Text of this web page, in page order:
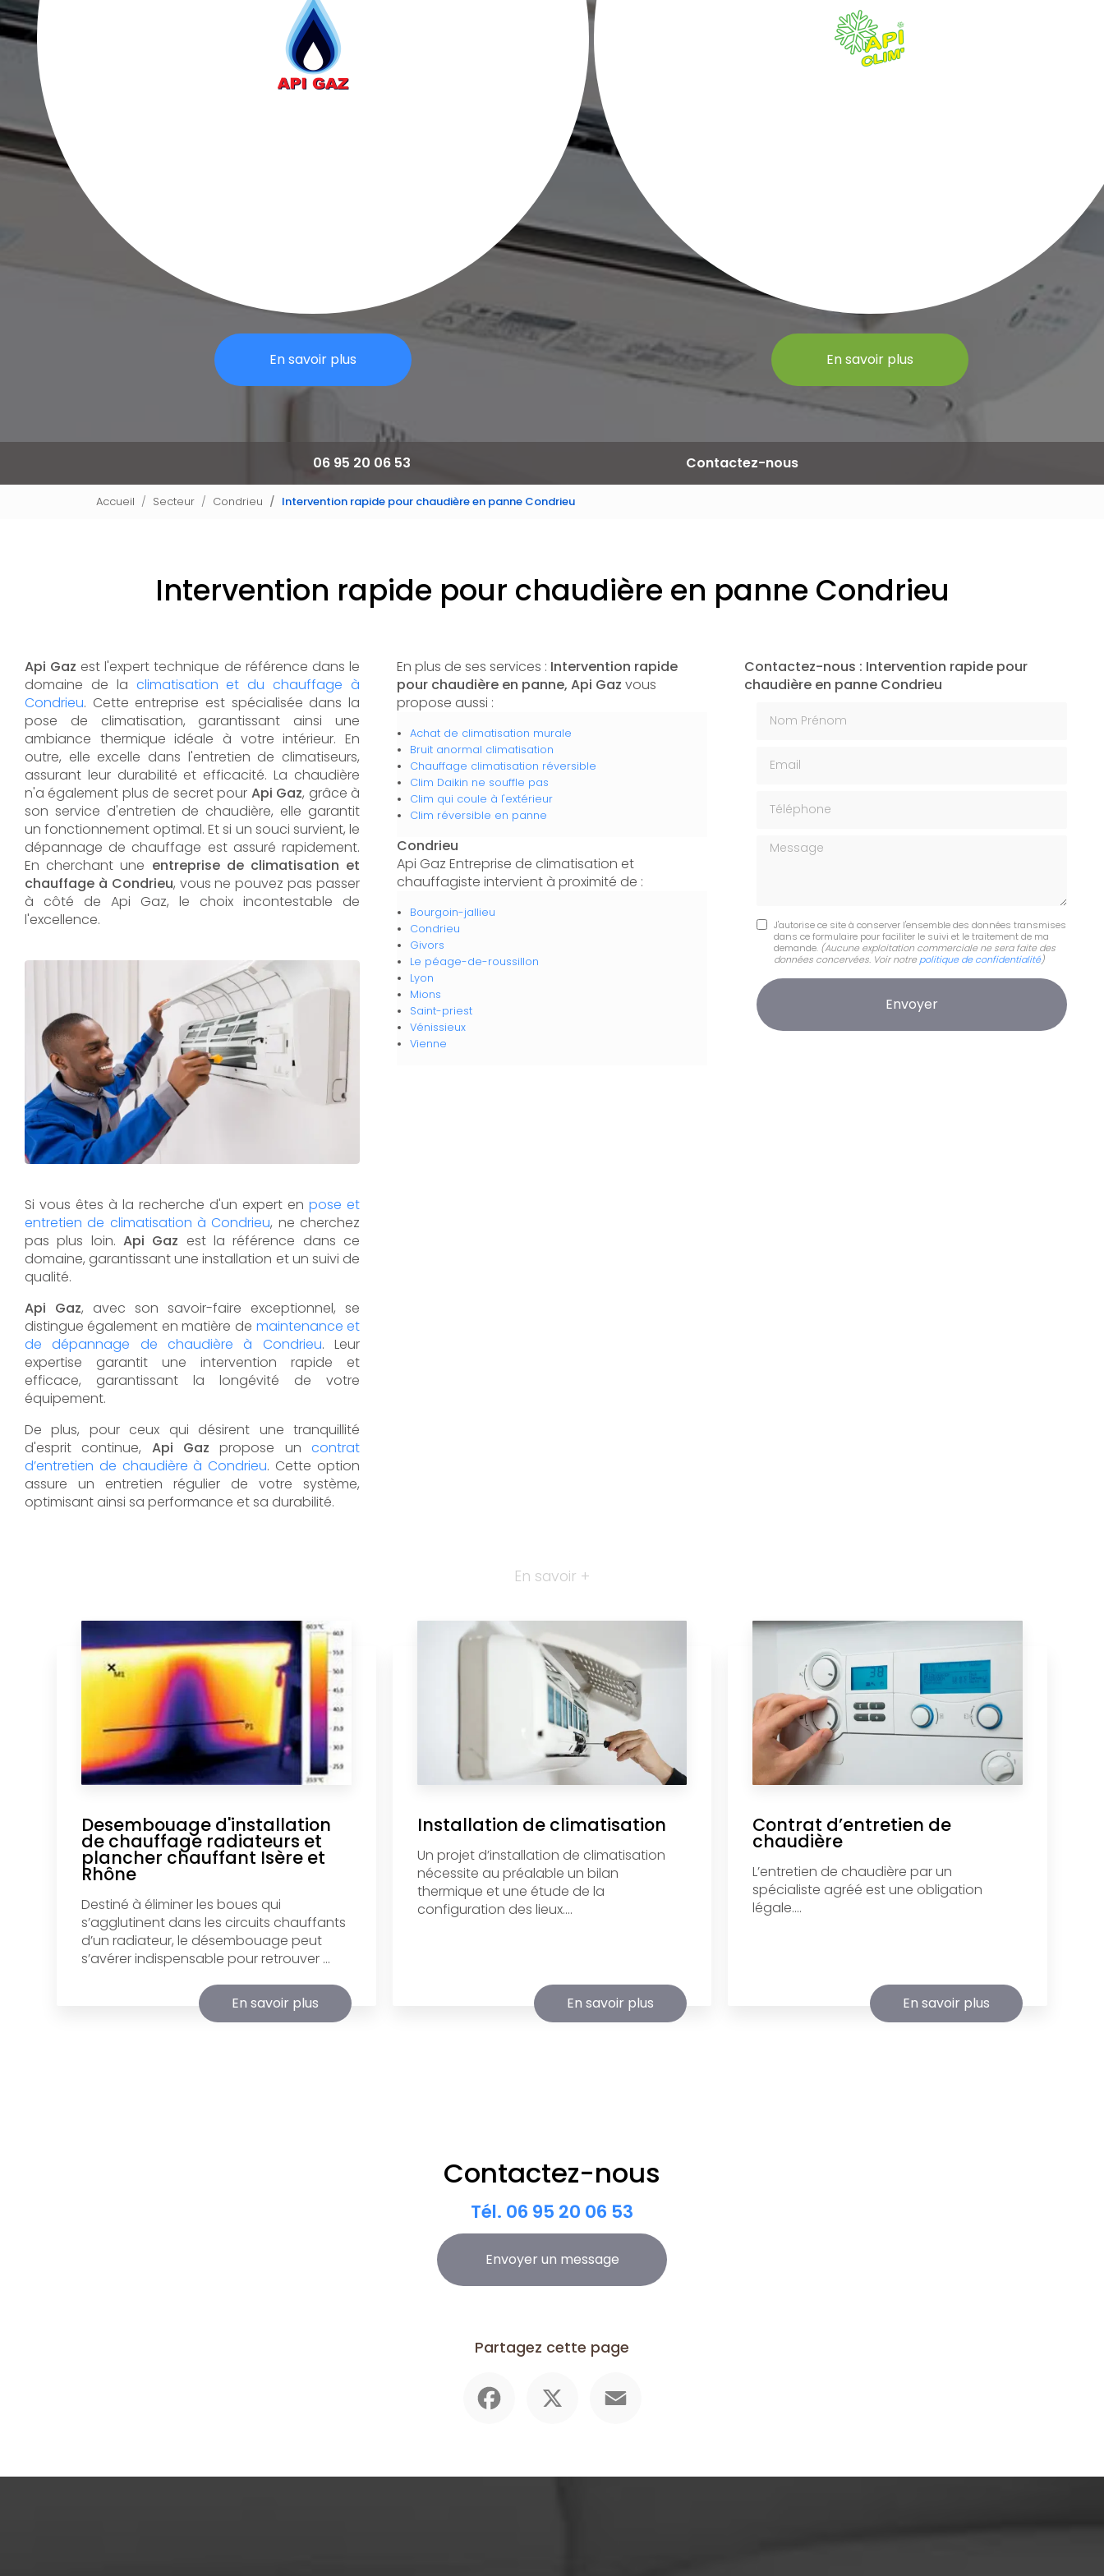
En savoir plus En savoir plus
06 95 20 06 53 Contactez-nous
Accueil Secteur Condrieu Intervention rapide pour chaudière en panne Condrieu
Intervention rapide pour chaudière en panne Condrieu
Api Gaz est l'expert technique de référence dans le
domaine de la climatisation et du chauffage à
Condrieu. Cette entreprise est spécialisée dans la
pose de climatisation, garantissant ainsi une
ambiance thermique idéale à votre intérieur. En
outre, elle excelle dans l'entretien de climatiseurs,
assurant leur durabilité et efficacité. La chaudière
n'a également plus de secret pour Api Gaz, grâce à
son service d'entretien de chaudière, elle garantit
un fonctionnement optimal. Et si un souci survient, le
dépannage de chauffage est assuré rapidement.
En cherchant une entreprise de climatisation et
chauffage à Condrieu, vous ne pouvez pas passer
à côté de Api Gaz, le choix incontestable de
l'excellence.
Si vous êtes à la recherche d'un expert en pose et
entretien de climatisation à Condrieu, ne cherchez
pas plus loin. Api Gaz est la référence dans ce
domaine, garantissant une installation et un suivi de
qualité.
Api Gaz, avec son savoir-faire exceptionnel, se
distingue également en matière de maintenance et
de dépannage de chaudière à Condrieu. Leur
expertise garantit une intervention rapide et
efficace, garantissant la longévité de votre
équipement.
De plus, pour ceux qui désirent une tranquillité
d'esprit continue, Api Gaz propose uncontrat
d’entretien de chaudière à Condrieu. Cette option
assure un entretien régulier de votre système,
optimisant ainsi sa performance et sa durabilité.
En plus de ses services : Intervention rapide
pour chaudière en panne, Api Gaz vous
propose aussi :
Achat de climatisation murale
Bruit anormal climatisation
Chauffage climatisation réversible
Clim Daikin ne souffle pas
Clim qui coule à l'extérieur
Clim réversible en panne
Condrieu
Api Gaz Entreprise de climatisation et
chauffagiste intervient à proximité de :
Bourgoin-jallieu
Condrieu
Givors
Le péage-de-roussillon
Lyon
Mions
Saint-priest
Vénissieux
Vienne
Contactez-nous : Intervention rapide pour
chaudière en panne Condrieu
Message
J'autorise ce site à conserver l'ensemble des données transmises
dans ce formulaire pour faciliter le suivi et le traitement de ma
demande. (Aucune exploitation commerciale ne sera faite des
données concervées. Voir notre politique de confidentialité)
En savoir +
Desembouage d'installation
de chauffage radiateurs et
plancher chauffant Isère et
Rhône
Destiné à éliminer les boues qui
s’agglutinent dans les circuits chauffants
d’un radiateur, le désembouage peut
s’avérer indispensable pour retrouver ...
En savoir plus
Installation de climatisation
Un projet d’installation de climatisation
nécessite au préalable un bilan
thermique et une étude de la
configuration des lieux....
En savoir plus
Contrat d’entretien de
chaudière
L’entretien de chaudière par un
spécialiste agréé est une obligation
légale....
En savoir plus
Contactez-nous
Tél. 06 95 20 06 53
Envoyer un message
Partagez cette page